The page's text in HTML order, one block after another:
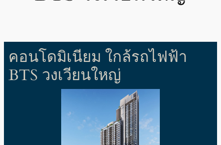
คอนโดมิเนียม ใกล้รถไฟฟ้า
BTS วงเวียนใหญ่